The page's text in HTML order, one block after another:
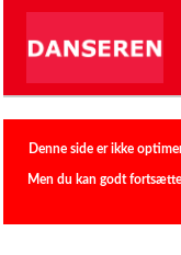
Denne side er ikke
Men du kan godt